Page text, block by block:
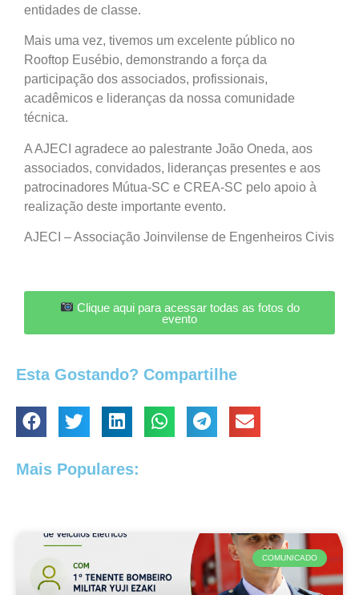
entidades de classe.
Mais uma vez, tivemos um excelente público no
Rooftop Eusébio, demonstrando a força da
participação dos associados, profissionais,
acadêmicos e lideranças da nossa comunidade
técnica.
A AJECI agradece ao palestrante João Oneda, aos
associados, convidados, lideranças presentes e aos
patrocinadores Mútua-SC e CREA-SC pelo apoio à
realização deste importante evento.
AJECI – Associação Joinvilense de Engenheiros Civis
Clique aqui para acessar todas as fotos do
evento
Esta Gostando? Compartilhe
Mais Populares:
COMUNICADO